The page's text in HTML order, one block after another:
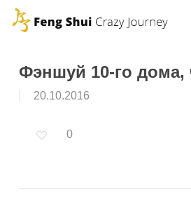
Skip
contentФэншуй 10-го дома,
20.10.2016
0